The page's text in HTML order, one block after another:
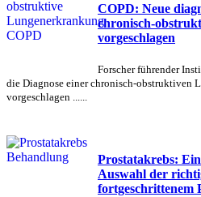
COPD: Neue
chronisch-
vorgeschlagen
Forscher führender
die Diagnose einer chronisch-obstruktiven
vorgeschlagen ......
Prostatakrebs:
Auswahl der
fortgeschrittenem